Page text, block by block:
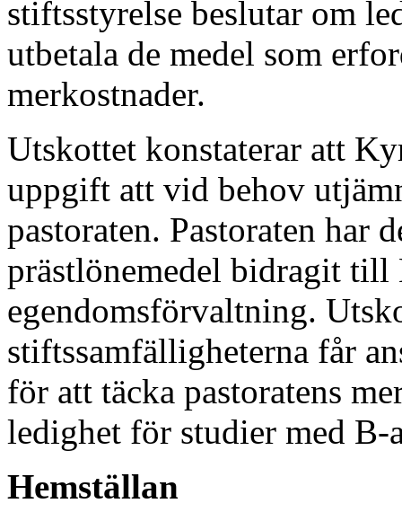
stiftsstyrelse beslutar om
utbetala de medel som
merkostnader.
Utskottet konstaterar att
uppgift att vid behov
pastoraten. Pastoraten har
prästlönemedel bidragit
egendomsförvaltning.
stiftssamfälligheterna får
för att täcka pastoratens
ledighet för studier med B-
Hemställan